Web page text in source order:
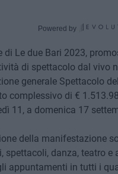
Powered by
di Le due Bari 2023,
di spettacolo dal vivo
generale Spettacolo
complessivo di €
11, a domenica 17
della manifestazione
spettacoli, danza, teatro
appuntamenti in tutti i